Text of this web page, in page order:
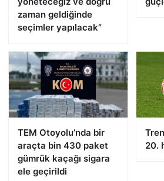
zaman geldiğinde
seçimler yapılacak”
TEM Otoyolu’nda bir
araçta bin 430 paket
gümrük kaçağı sigara
ele geçirildi
20.